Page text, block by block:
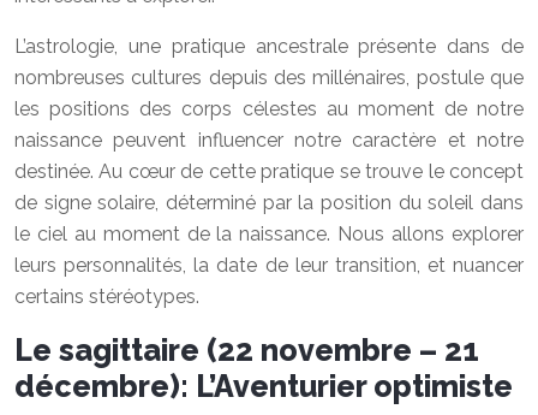
L’astrologie, une pratique ancestrale présente dans de
nombreuses cultures depuis des millénaires, postule que
les positions des corps célestes au moment de notre
naissance peuvent influencer notre caractère et notre
destinée. Au cœur de cette pratique se trouve le concept
de signe solaire, déterminé par la position du soleil dans
le ciel au moment de la naissance. Nous allons explorer
leurs personnalités, la date de leur transition, et nuancer
certains stéréotypes.
Le sagittaire (22 novembre – 21
décembre): L’Aventurier optimiste